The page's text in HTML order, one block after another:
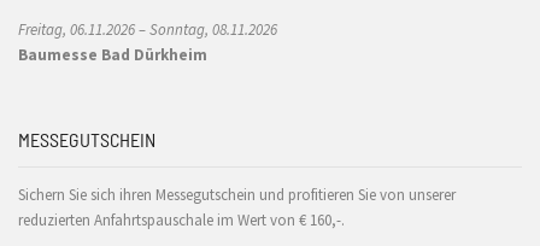
Freitag, 06.11.2026 – Sonntag, 08.11.2026
Baumesse Bad Dürkheim
MESSEGUTSCHEIN
Sichern Sie sich ihren Messegutschein und profitieren Sie von unserer
reduzierten Anfahrtspauschale im Wert von € 160,-.